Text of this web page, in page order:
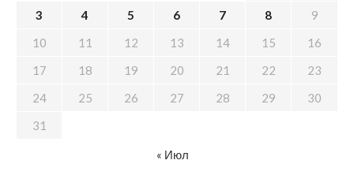
3
4 5 6 7 8
9
10
11 12 13 14 15
16
17
18 19 20 21 22
23
24
25 26 27 28 29
30
31
« Июл